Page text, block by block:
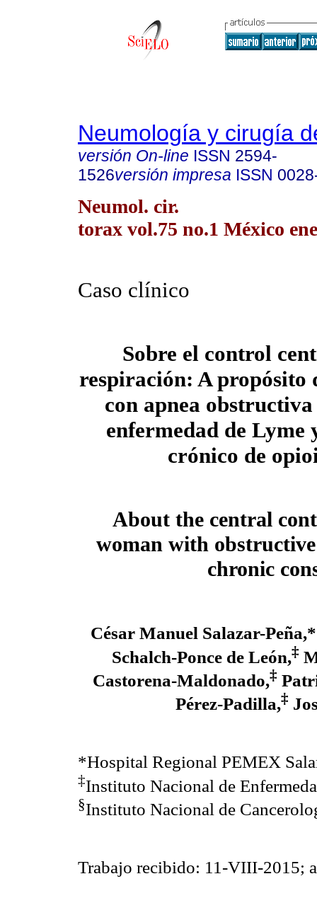
Neumología y cirugía
versión On-line ISSN 2594-
1526versión impresa ISSN
Neumol. cir.
torax vol.75 no.1 México
Caso clínico
Sobre el control
respiración: A propósito
con apnea obstructiva
enfermedad de Lyme
crónico de
About the central
woman with obstructive
chronic
César Manuel Salazar-
Schalch-Ponce de León,‡
Castorena-Maldonado,‡
Pérez-Padilla,‡
*Hospital Regional PEMEX
‡Instituto Nacional de
§Instituto Nacional de
Trabajo recibido: 11-VIII-2015;